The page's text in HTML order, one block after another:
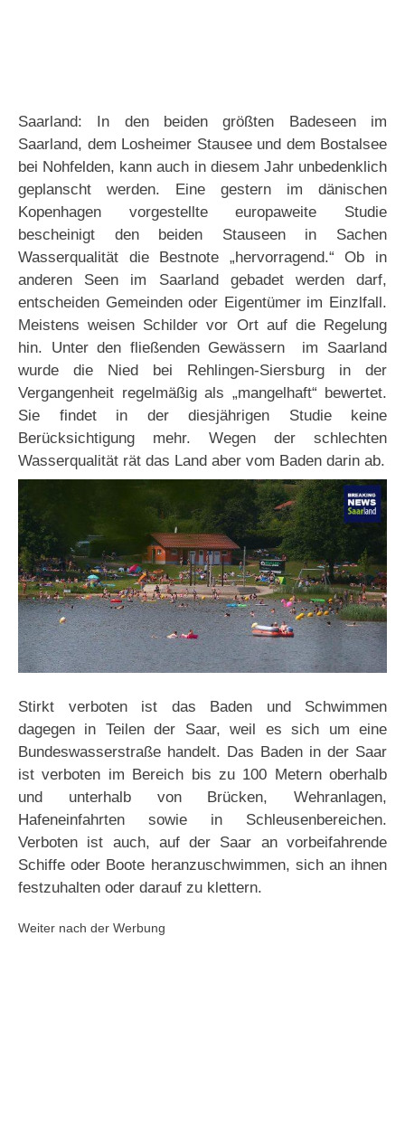
Saarland: In den beiden größten Badeseen im
Saarland, dem Losheimer Stausee und dem Bostalsee
bei Nohfelden, kann auch in diesem Jahr unbedenklich
geplanscht werden. Eine gestern im dänischen
Kopenhagen vorgestellte europaweite Studie
bescheinigt den beiden Stauseen in Sachen
Wasserqualität die Bestnote „hervorragend.“ Ob in
anderen Seen im Saarland gebadet werden darf,
entscheiden Gemeinden oder Eigentümer im Einzlfall.
Meistens weisen Schilder vor Ort auf die Regelung
hin. Unter den fließenden Gewässern im Saarland
wurde die Nied bei Rehlingen-Siersburg in der
Vergangenheit regelmäßig als „mangelhaft“ bewertet.
Sie findet in der diesjährigen Studie keine
Berücksichtigung mehr. Wegen der schlechten
Wasserqualität rät das Land aber vom Baden darin ab.
Stirkt verboten ist das Baden und Schwimmen
dagegen in Teilen der Saar, weil es sich um eine
Bundeswasserstraße handelt. Das Baden in der Saar
ist verboten im Bereich bis zu 100 Metern oberhalb
und unterhalb von Brücken, Wehranlagen,
Hafeneinfahrten sowie in Schleusenbereichen.
Verboten ist auch, auf der Saar an vorbeifahrende
Schiffe oder Boote heranzuschwimmen, sich an ihnen
festzuhalten oder darauf zu klettern.
Weiter nach der Werbung